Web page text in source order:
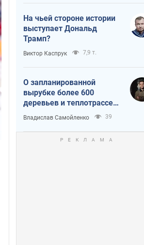
На чьей стороне истории
выступает Дональд
Трамп?
Виктор Каспрук 7,9 т.
О запланированной
вырубке более 600
деревьев и теплотрассе:
что происходит на
Теремках в Киеве
Владислав Самойленко 39